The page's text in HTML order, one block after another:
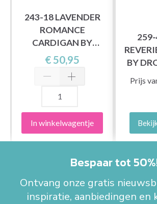
243-18 LAVENDER
ROMANCE
CARDIGAN BY
DROPS DESIGN
€ 50,95
In winkelwagentje
BY
Prijs
Bespaar tot
Ontvang onze gratis
inspiratie, aanbiedingen en